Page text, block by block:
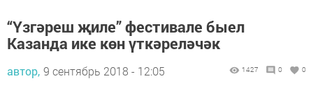
“Үзгәреш җиле” фестивале быел
Казанда ике көн үткәреләчәк
автор, 9 сентябрь 2018 - 12:05 1427 0 0